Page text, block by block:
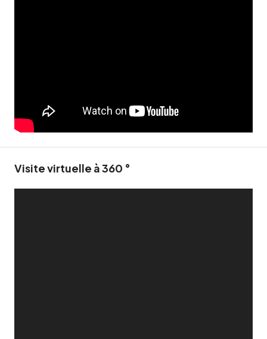
Visite virtuelle à 360 °